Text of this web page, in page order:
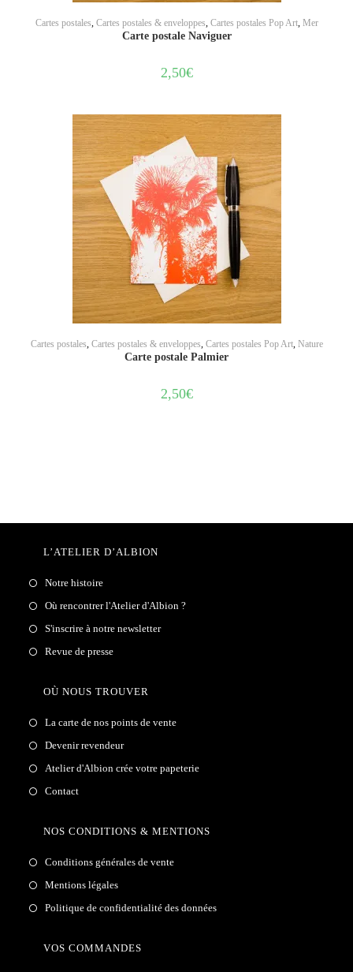
AJOUTER AU PANIER
Cartes postales Cartes postales & enveloppes Cartes postales Pop Art, Mer
Carte postale Naviguer
2,50€
AJOUTER AU PANIER
Cartes postales, Cartes postales & enveloppes, Cartes postales Pop Art, Nature
Carte postale Palmier
2,50€
L’ATELIER D’ALBION
Notre histoire
Où rencontrer l'Atelier d'Albion ?
S'inscrire à notre newsletter
Revue de presse
OÙ NOUS TROUVER
La carte de nos points de vente
Devenir revendeur
Atelier d'Albion crée votre papeterie
Contact
NOS CONDITIONS & MENTIONS
Conditions générales de vente
Mentions légales
Politique de confidentialité des données
VOS COMMANDES